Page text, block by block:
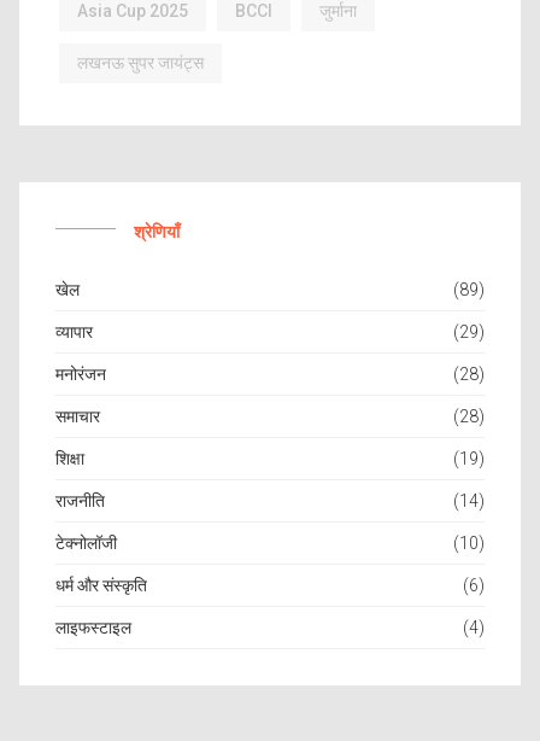
Asia Cup 2025 BCCI जुर्माना
लखनऊ सुपर जायंट्स
श्रेणियाँ
खेल (89)
व्यापार (29)
मनोरंजन (28)
समाचार (28)
शिक्षा (19)
राजनीति (14)
टेक्नोलॉजी (10)
धर्म और संस्कृति (6)
लाइफस्टाइल (4)